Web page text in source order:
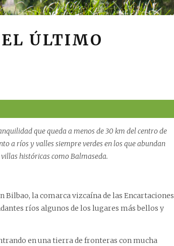
ÚLTIMO
que queda a menos de 30 km del centro de
a ríos y valles siempre verdes en los que abundan
históricas como Balmaseda.
la comarca vizcaína de las Encartaciones
ríos algunos de los lugares más bellos y
en una tierra de fronteras con mucha